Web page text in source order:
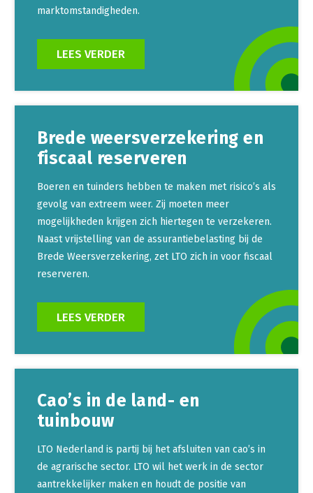
Contact
marktomstandigheden.
LEES VERDER
Brede weersverzekering en
fiscaal reserveren
Boeren en tuinders hebben te maken met risico’s als
gevolg van extreem weer. Zij moeten meer
mogelijkheden krijgen zich hiertegen te verzekeren.
Naast vrijstelling van de assurantiebelasting bij de
Brede Weersverzekering, zet LTO zich in voor fiscaal
reserveren.
LEES VERDER
Cao’s in de land- en
tuinbouw
LTO Nederland is partij bij het afsluiten van cao’s in
de agrarische sector. LTO wil het werk in de sector
aantrekkelijker maken en houdt de positie van